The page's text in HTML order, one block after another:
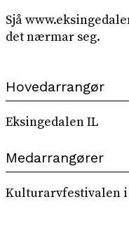
Sjå
det nærmar seg.
Hovedarrangør
Eksingedalen IL
Medarrangører
Kulturarvfestivalen i